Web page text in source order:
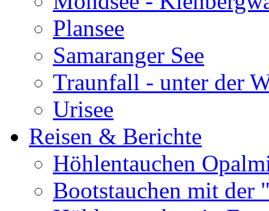
Plansee
Samaranger See
Traunfall - unter der
Urisee
Reisen & Berichte
Höhlentauchen
Bootstauchen mit